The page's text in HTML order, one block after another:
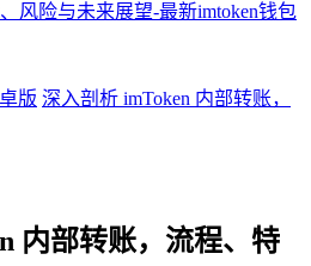
风险与未来展望-最新imtoken钱包
版 深入剖析 imToken 内部转账，
内部转账，流程、特